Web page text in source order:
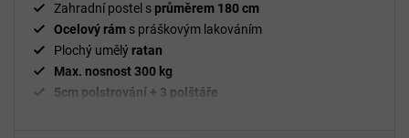
Zahradní postel s průměrem 180 cm
Ocelový rám s práškovým lakováním
Plochý umělý ratan
Max. nosnost 300 kg
5cm polstrování + 3 polštáře